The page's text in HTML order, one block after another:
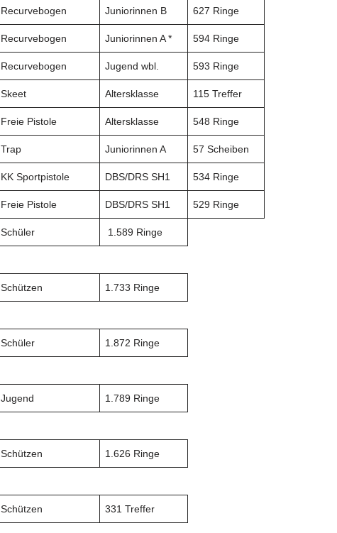
Recurvebogen Juniorinnen B 627 Ringe
Recurvebogen Juniorinnen A * 594 Ringe
Recurvebogen Jugend wbl. 593 Ringe
Skeet Altersklasse 115 Treffer
Freie Pistole Altersklasse 548 Ringe
Trap Juniorinnen A 57 Scheiben
KK Sportpistole DBS/DRS SH1 534 Ringe
Freie Pistole DBS/DRS SH1 529 Ringe
Schüler 1.589 Ringe
Schützen 1.733 Ringe
Schüler 1.872 Ringe
Jugend 1.789 Ringe
Schützen 1.626 Ringe
Schützen 331 Treffer